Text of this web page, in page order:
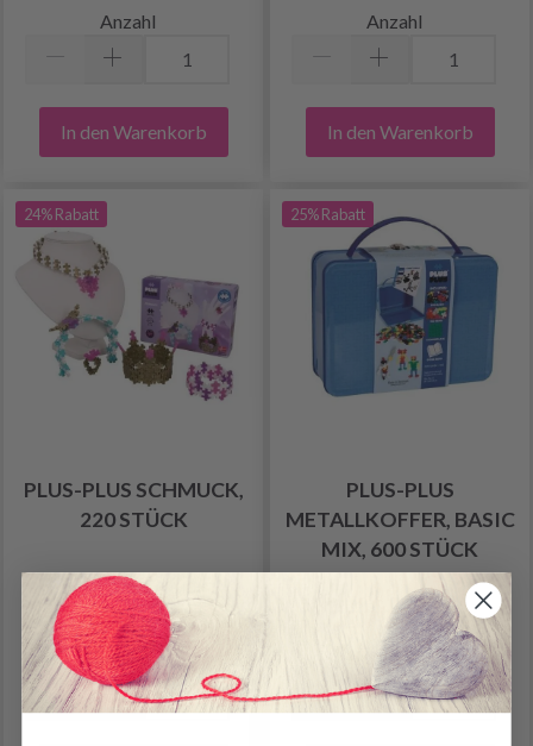
Anzahl
In den Warenkorb
Anzahl
In den Warenkorb
24% Rabatt
PLUS-PLUS SCHMUCK,
220 STÜCK
10.15 €13.50 €
Anzahl
25% Rabatt
PLUS-PLUS
METALLKOFFER, BASIC
MIX, 600 STÜCK
32.75 € 43.70 €
Anzahl